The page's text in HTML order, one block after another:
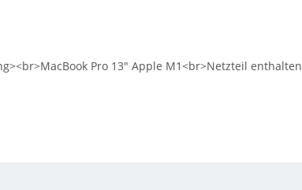
Pro 13" Apple M1<br>Netzteil enthalten